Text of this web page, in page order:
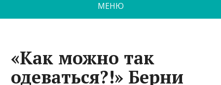
МЕНЮ
«Как можно так
одеваться?!» Берни